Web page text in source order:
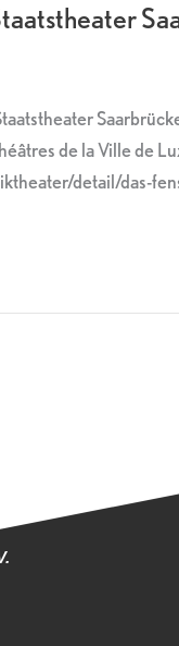
de la Ville de
detail/das-